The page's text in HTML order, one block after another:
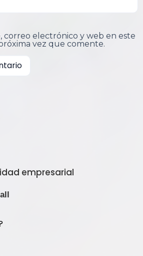
correo electrónico y web en este
vez que comente.
empresarial